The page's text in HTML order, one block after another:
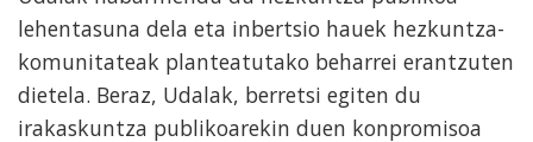
lehentasuna dela eta inbertsio hauek hezkuntza-
komunitateak planteatutako beharrei erantzuten
dietela. Beraz, Udalak, berretsi egiten du
irakaskuntza publikoarekin duen konpromisoa